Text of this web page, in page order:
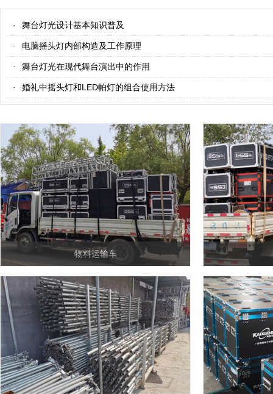
· 舞台灯光设计基本知识普及
· 电脑摇头灯内部构造及工作原理
· 舞台灯光在现代舞台演出中的作用
· 婚礼中摇头灯和LED帕灯的组合使用方法
物料运输车